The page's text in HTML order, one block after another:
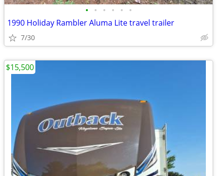
• • • • • •
1990 Holiday Rambler Aluma Lite travel trailer
7/30
$15,500